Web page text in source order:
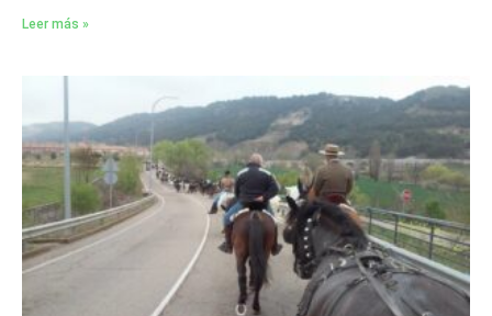
Leer más »